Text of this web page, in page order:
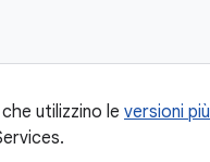
utilizzino le versioni più